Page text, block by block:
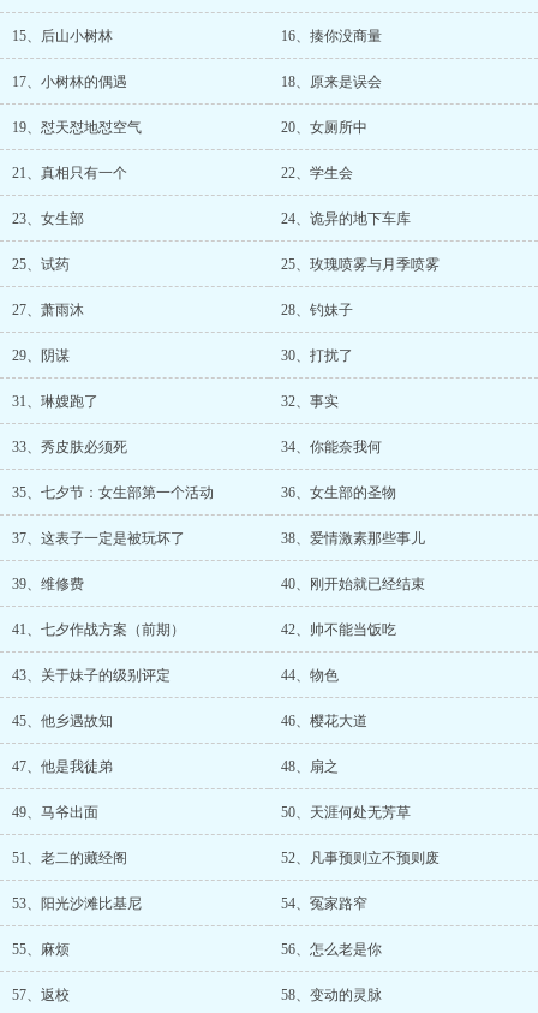
15、后山小树林 16、揍你没商量
17、小树林的偶遇 18、原来是误会
19、怼天怼地怼空气 20、女厕所中
21、真相只有一个 22、学生会
23、女生部 24、诡异的地下车库
25、试药 25、玫瑰喷雾与月季喷雾
27、萧雨沐 28、钓妹子
29、阴谋 30、打扰了
31、琳嫂跑了 32、事实
33、秀皮肤必须死 34、你能奈我何
35、七夕节：女生部第一个活动 36、女生部的圣物
37、这表子一定是被玩坏了 38、爱情激素那些事儿
39、维修费 40、刚开始就已经结束
41、七夕作战方案（前期） 42、帅不能当饭吃
43、关于妹子的级别评定 44、物色
45、他乡遇故知 46、樱花大道
47、他是我徒弟 48、扇之
49、马爷出面 50、天涯何处无芳草
51、老二的藏经阁 52、凡事预则立不预则废
53、阳光沙滩比基尼 54、冤家路窄
55、麻烦 56、怎么老是你
57、返校 58、变动的灵脉